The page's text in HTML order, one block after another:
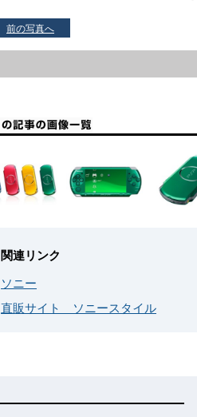
前の写真へ
関連リンク
ソニー
直販サイト ソニースタイル